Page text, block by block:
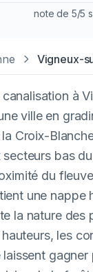
note de 5/5
Vigneux-
à
ville en
Croix-
bas
du
une nappe
la nature des
les
gagner